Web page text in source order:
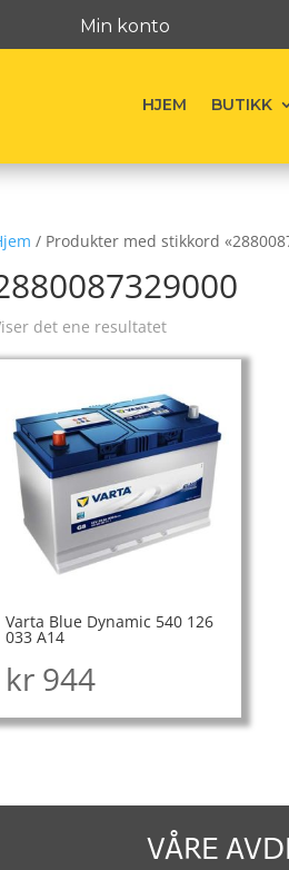
Min konto
HJEM BUTIKK
/ Produkter med stikkord
det ene resultatet
Varta Blue Dynamic 540 126
033 A14
kr944
VÅRE